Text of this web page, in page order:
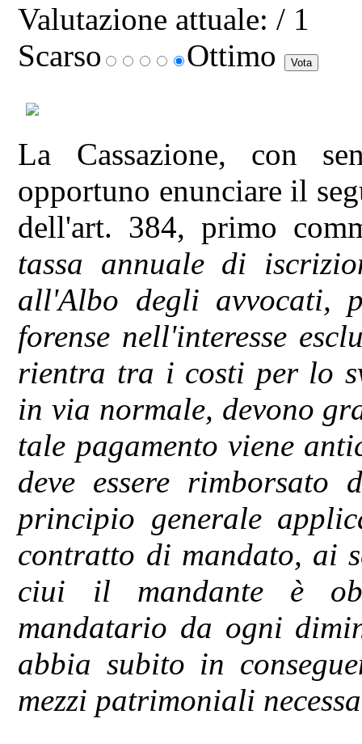
Valutazione attuale: / 1
Scarso
Ottimo
La Cassazione, con
opportuno enunciare il
dell'art. 384, primo
tassa annuale di
all'Albo degli avvocati,
forense nell'interesse
rientra tra i costi per lo
in via normale, devono
tale pagamento viene
deve essere rimborsato
principio generale
contratto di mandato, ai
ciui il mandante è
mandatario da ogni
abbia subito in
mezzi patrimoniali